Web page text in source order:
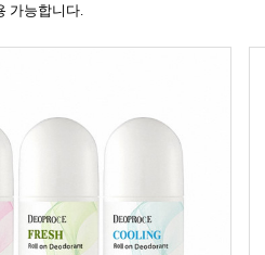
가능합니다.